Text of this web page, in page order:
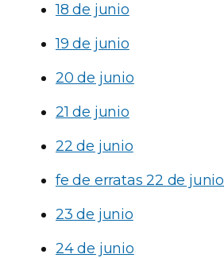
18 de junio
19 de junio
20 de junio
21 de junio
22 de junio
fe de erratas 22 de junio
23 de junio
24 de junio